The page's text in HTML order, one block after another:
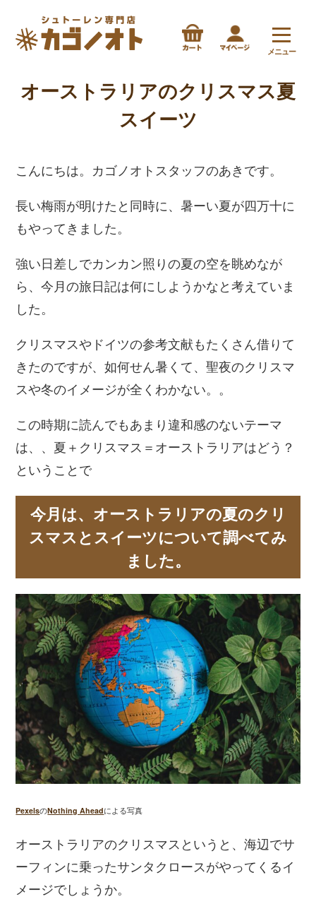
メニュー
オーストラリアのクリスマス夏
スイーツ
こんにちは。カゴノオトスタッフのあきです。
長い梅雨が明けたと同時に、暑ーい夏が四万十に
もやってきました。
強い日差しでカンカン照りの夏の空を眺めなが
ら、今月の旅日記は何にしようかなと考えていま
した。
クリスマスやドイツの参考文献もたくさん借りて
きたのですが、如何せん暑くて、聖夜のクリスマ
スや冬のイメージが全くわかない。。
この時期に読んでもあまり違和感のないテーマ
は、、夏＋クリスマス＝オーストラリアはどう？
ということで
今月は、オーストラリアの夏のクリ
スマスとスイーツについて調べてみ
ました。
PexelsのNothing Aheadによる写真
オーストラリアのクリスマスというと、海辺でサ
ーフィンに乗ったサンタクロースがやってくるイ
メージでしょうか。